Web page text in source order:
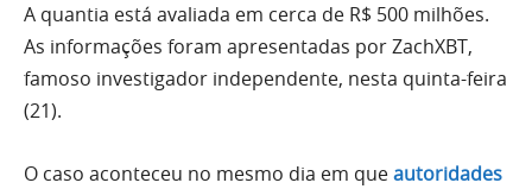
A quantia está avaliada em cerca de R$ 500 milhões.
As informações foram apresentadas por ZachXBT,
famoso investigador independente, nesta quinta-feira
(21).
O caso aconteceu no mesmo dia em queautoridades